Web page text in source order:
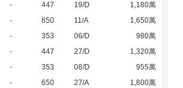
- 447 19/D
1,180萬
- 650 11/A
1,650萬
- 353 06/D
980萬
- 447 27/D
1,320萬
- 353 08/D
955萬
- 650 27/A
1,800萬